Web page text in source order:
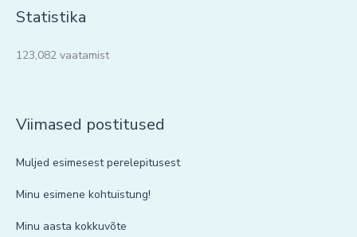
Statistika
123,082 vaatamist
Viimased postitused
Muljed esimesest perelepitusest
Minu esimene kohtuistung!
Minu aasta kokkuvõte